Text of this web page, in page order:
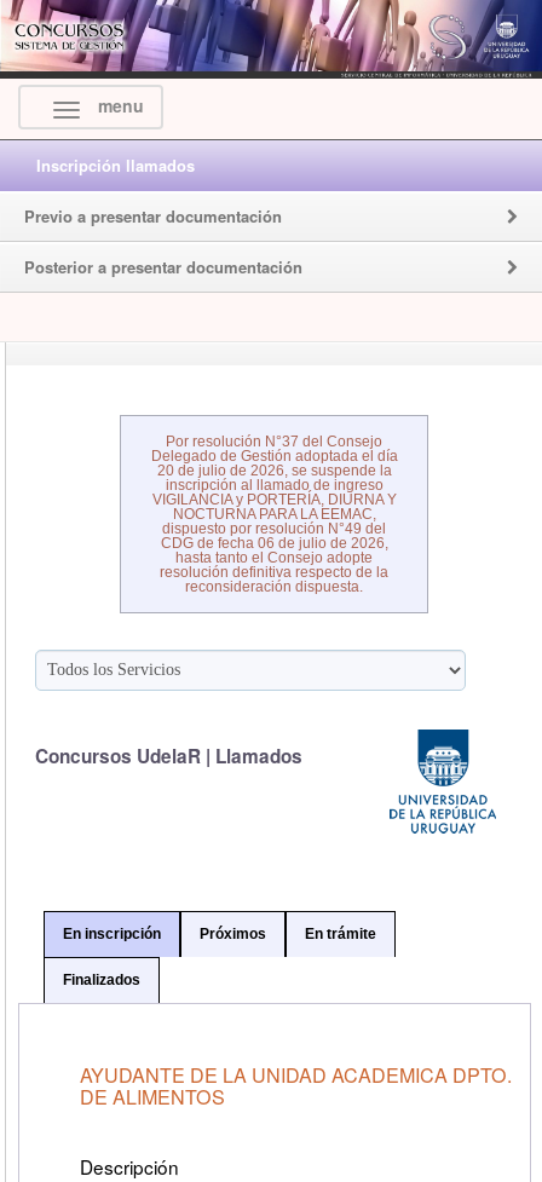
menu
Inscripción llamados
Previo a presentar documentación
Posterior a presentar documentación
Por resolución N°37 del Consejo
Delegado de Gestión adoptada el día
20 de julio de 2026, se suspende la
inscripción al llamado de ingreso
VIGILANCIA y PORTERÍA, DIURNA Y
NOCTURNA PARA LA EEMAC,
dispuesto por resolución N°49 del
CDG de fecha 06 de julio de 2026,
hasta tanto el Consejo adopte
resolución definitiva respecto de la
reconsideración dispuesta.
Concursos UdelaR | Llamados
En inscripción Próximos En trámite
Finalizados
AYUDANTE DE LA UNIDAD ACADEMICA DPTO.
DE ALIMENTOS
Descripción